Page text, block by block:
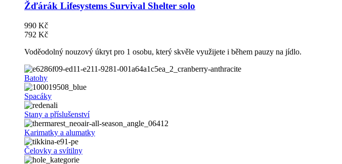
Žďárák Lifesystems Survival Shelter solo
990 Kč
792 Kč
Voděodolný nouzový úkryt pro 1 osobu, který skvěle využijete i během pauzy na jídlo.
Batohy
Spacáky
Stany a příslušenství
Karimatky a alumatky
Čelovky a svítilny